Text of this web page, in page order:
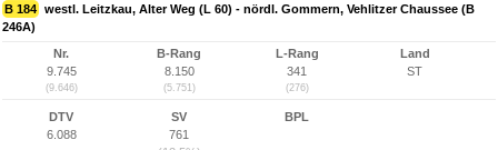
B 184 westl. Leitzkau, Alter Weg (L 60) - nördl. Gommern, Vehlitzer Chaussee (B
246A)
Nr.
9.745
(9.646)
B-Rang
8.150
(5.751)
L-Rang
341
(276)
Land
ST
DTV
6.088
SV
761
BPL